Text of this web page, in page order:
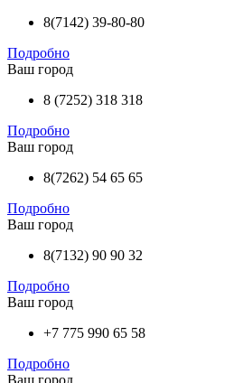
8(7142) 39-80-80
Подробно
Ваш город
8 (7252) 318 318
Подробно
Ваш город
8(7262) 54 65 65
Подробно
Ваш город
8(7132) 90 90 32
Подробно
Ваш город
+7 775 990 65 58
Подробно
Ваш город